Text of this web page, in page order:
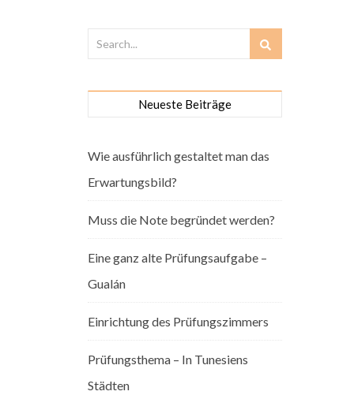
Neueste Beiträge
Wie ausführlich gestaltet man das
Erwartungsbild?
Muss die Note begründet werden?
Eine ganz alte Prüfungsaufgabe –
Gualán
Einrichtung des Prüfungszimmers
Prüfungsthema – In Tunesiens
Städten